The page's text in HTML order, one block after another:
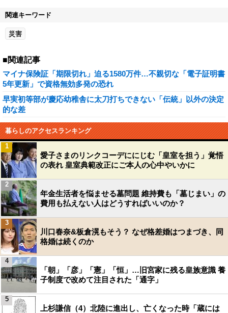
関連キーワード
災害
■関連記事
マイナ保険証「期限切れ」迫る1580万件…不親切な「電子証明書
5年更新」で資格無効多発の恐れ
早実初等部が慶応幼稚舎に太刀打ちできない「伝統」以外の決定
的な差
暮らしのアクセスランキング
愛子さまのリンクコーデににじむ「皇室を担う」覚悟
の表れ 皇室典範改正にご本人の心中やいかに
1
年金生活者を悩ませる墓問題 維持費も「墓じまい」の
費用も払えない人はどうすればいいのか？
2
川口春奈&板倉滉もそう？ なぜ格差婚はつまづき、同
格婚は続くのか
3
「朝」「彦」「憲」「恒」…旧宮家に残る皇族意識 養
子制度で改めて注目された「通字」
4
上杉謙信（4）北陸に進出し、亡くなった時「蔵には
5